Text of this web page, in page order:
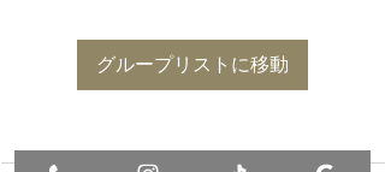
グループリストに移動